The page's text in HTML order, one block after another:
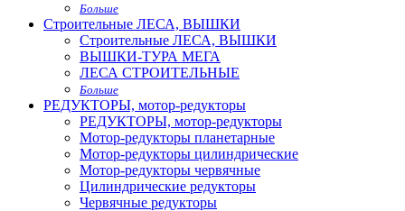
Больше
Строительные ЛЕСА, ВЫШКИ
Строительные ЛЕСА, ВЫШКИ
ВЫШКИ-ТУРА МЕГА
ЛЕСА СТРОИТЕЛЬНЫЕ
Больше
РЕДУКТОРЫ, мотор-редукторы
РЕДУКТОРЫ, мотор-редукторы
Мотор-редукторы планетарные
Мотор-редукторы цилиндрические
Мотор-редукторы червячные
Цилиндрические редукторы
Червячные редукторы